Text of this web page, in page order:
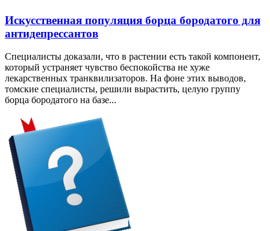
Искусственная популяция борца бородатого для
антидепрессантов
Специалисты доказали, что в растении есть такой компонент,
который устраняет чувство беспокойства не хуже
лекарственных транквилизаторов. На фоне этих выводов,
томские специалисты, решили вырастить, целую группу
борца бородатого на базе...